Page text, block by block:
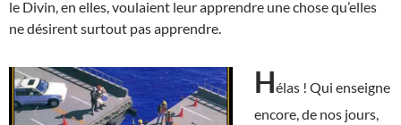
le Divin, en elles, voulaient leur apprendre une chose qu’elles
ne désirent surtout pas apprendre.
Hélas ! Qui enseigne
encore, de nos jours,